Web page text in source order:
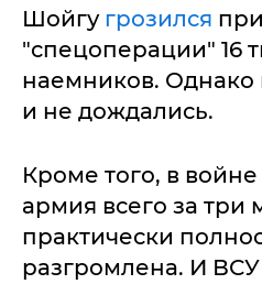
Шойгу грозился
"спецоперации" 16
наемников. Однако
и не дождались.
Кроме того, в
армия всего за три
практически
разгромлена. И ВСУ